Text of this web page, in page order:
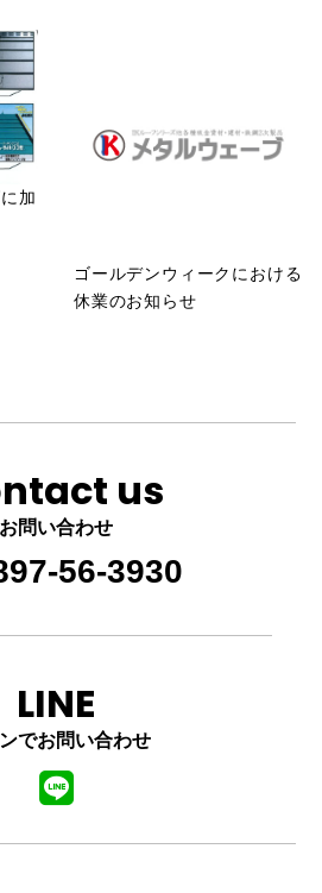
加
ゴールデンウィークにおける
休業のお知らせ
us
お問い合わせ
56-3930
LINE
でお問い合わせ